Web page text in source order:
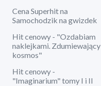
Cena Superhit na
Samochodzik na gwizdek
Hit cenowy - "Ozdabiam
naklejkami. Zdumiewający
kosmos"
Hit cenowy -
"Imaginarium" tomy I i II